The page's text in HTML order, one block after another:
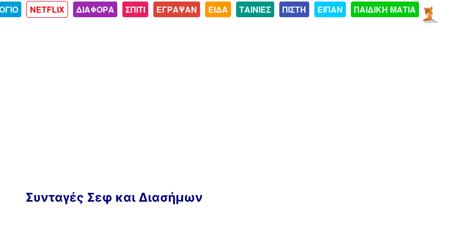
NETFLIX ΔΙΑΦΟΡΑ ΣΠΙΤΙ ΕΓΡΑΨΑΝ ΕΙΔΑ ΤΑΙΝΙΕΣ ΠΙΣΤΗ ΕΙΠΑΝ ΠΑΙΔΙΚΗ ΜΑΤΙΑ
Συνταγές Σεφ και Διασήμων